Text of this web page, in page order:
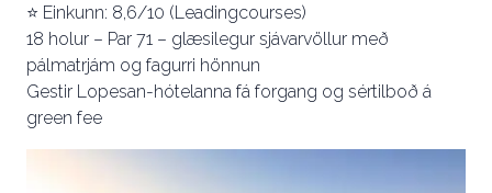
⭐ Einkunn: 8,6/10 (Leadingcourses)
18 holur – Par 71 – glæsilegur sjávarvöllur með
pálmatrjám og fagurri hönnun
Gestir Lopesan-hótelanna fá forgang og sértilboð á
green fee